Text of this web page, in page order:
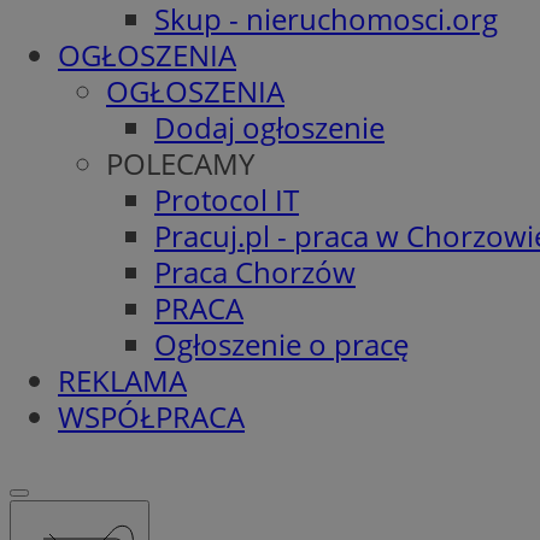
Skup - nieruchomosci.org
OGŁOSZENIA
OGŁOSZENIA
Dodaj ogłoszenie
POLECAMY
Protocol IT
Pracuj.pl - praca w
Praca Chorzów
PRACA
Ogłoszenie o pracę
REKLAMA
WSPÓŁPRACA